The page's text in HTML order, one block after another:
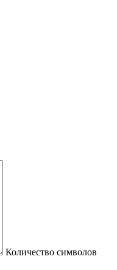
Количество символов